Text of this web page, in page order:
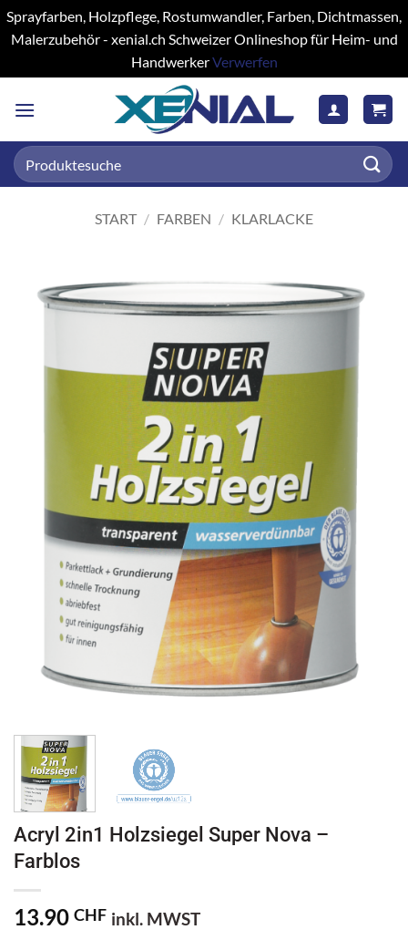
Sprayfarben, Holzpflege, Rostumwandler, Farben, Dichtmassen,
Malerzubehör - xenial.ch Schweizer Onlineshop für Heim- und
HandwerkerVerwerfen
Inhalt
Suchen
nach:
START / FARBEN / KLARLACKE
Acryl 2in1 Holzsiegel Super Nova –
Farblos
13.90 CHF inkl. MWST